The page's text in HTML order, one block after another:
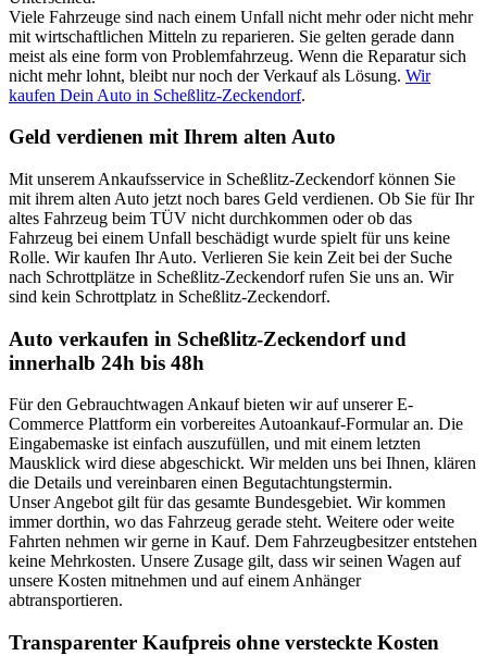
Viele Fahrzeuge sind nach einem Unfall nicht mehr oder nicht mehr
mit wirtschaftlichen Mitteln zu reparieren. Sie gelten gerade dann
meist als eine form von Problemfahrzeug. Wenn die Reparatur sich
nicht mehr lohnt, bleibt nur noch der Verkauf als Lösung. Wir
kaufen Dein Auto in Scheßlitz-Zeckendorf.
Geld verdienen mit Ihrem alten Auto
Mit unserem Ankaufsservice in Scheßlitz-Zeckendorf können Sie
mit ihrem alten Auto jetzt noch bares Geld verdienen. Ob Sie für Ihr
altes Fahrzeug beim TÜV nicht durchkommen oder ob das
Fahrzeug bei einem Unfall beschädigt wurde spielt für uns keine
Rolle. Wir kaufen Ihr Auto. Verlieren Sie kein Zeit bei der Suche
nach Schrottplätze in Scheßlitz-Zeckendorf rufen Sie uns an. Wir
sind kein Schrottplatz in Scheßlitz-Zeckendorf.
Auto verkaufen in Scheßlitz-Zeckendorf und
innerhalb 24h bis 48h
Für den Gebrauchtwagen Ankauf bieten wir auf unserer E-
Commerce Plattform ein vorbereites Autoankauf-Formular an. Die
Eingabemaske ist einfach auszufüllen, und mit einem letzten
Mausklick wird diese abgeschickt. Wir melden uns bei Ihnen, klären
die Details und vereinbaren einen Begutachtungstermin.
Unser Angebot gilt für das gesamte Bundesgebiet. Wir kommen
immer dorthin, wo das Fahrzeug gerade steht. Weitere oder weite
Fahrten nehmen wir gerne in Kauf. Dem Fahrzeugbesitzer entstehen
keine Mehrkosten. Unsere Zusage gilt, dass wir seinen Wagen auf
unsere Kosten mitnehmen und auf einem Anhänger
abtransportieren.
Transparenter Kaufpreis ohne versteckte Kosten